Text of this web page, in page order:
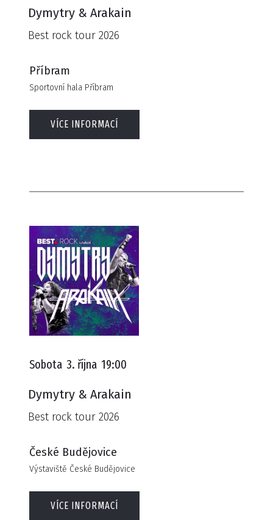
Dymytry & Arakain
Best rock tour 2026
Příbram
Sportovní hala Příbram
VÍCE INFORMACÍ
Sobota 3. října 19:00
Dymytry & Arakain
Best rock tour 2026
České Budějovice
Výstaviště České Budějovice
VÍCE INFORMACÍ